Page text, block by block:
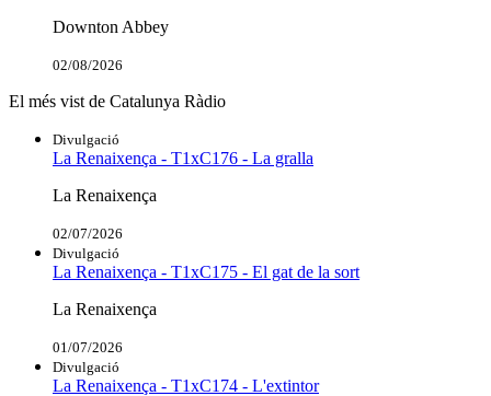
Downton Abbey
02/08/2026
El més vist de Catalunya Ràdio
Divulgació
La Renaixença - T1xC176 - La gralla
La Renaixença
02/07/2026
Divulgació
La Renaixença - T1xC175 - El gat de la sort
La Renaixença
01/07/2026
Divulgació
La Renaixença - T1xC174 - L'extintor